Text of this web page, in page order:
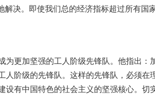
解决。 即使我们总的经济指标超过所有国
为更加坚强的工人阶级先锋队 。 他指出：
人阶级的先锋队 。 这样的先锋队，必须在
设有中国特色的社会主义的坚强核心。 切